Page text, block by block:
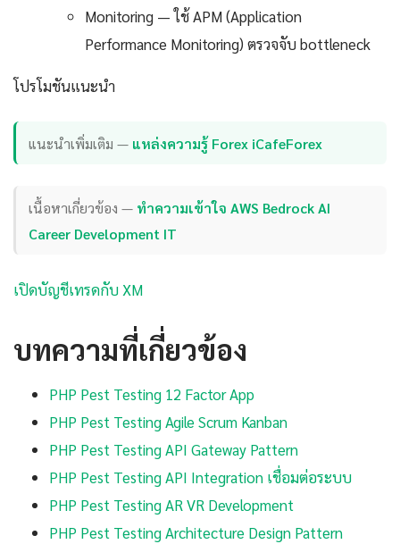
Monitoring — ใช้ APM (Application
Performance Monitoring) ตรวจจับ bottleneck
โปรโมชันแนะนำ
แนะนำเพิ่มเติม — แหล่งความรู้ Forex iCafeForex
เนื้อหาเกี่ยวข้อง — ทำความเข้าใจ AWS Bedrock AI
Career Development IT
เปิดบัญชีเทรดกับ XM
บทความที่เกี่ยวข้อง
PHP Pest Testing 12 Factor App
PHP Pest Testing Agile Scrum Kanban
PHP Pest Testing API Gateway Pattern
PHP Pest Testing API Integration เชื่อมต่อระบบ
PHP Pest Testing AR VR Development
PHP Pest Testing Architecture Design Pattern